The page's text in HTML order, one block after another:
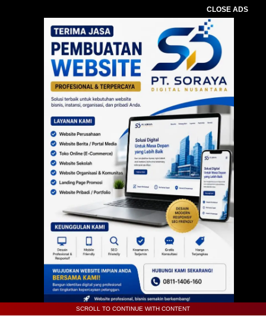
CLOSE ADS
SCROLL TO CONTINUE WITH CONTENT